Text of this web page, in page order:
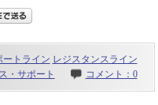
ートライン レジスタンスライン
・サポート
コメント：0